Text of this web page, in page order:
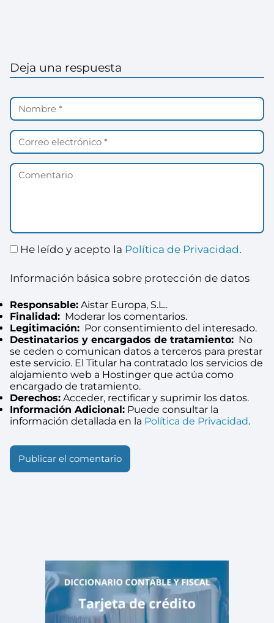
Deja una respuesta
He leído y acepto la Política de Privacidad.
Información básica sobre protección de datos
Responsable: Aistar Europa, S.L..
Finalidad: Moderar los comentarios.
Legitimación: Por consentimiento del interesado.
Destinatarios y encargados de tratamiento: No
se ceden o comunican datos a terceros para prestar
este servicio. El Titular ha contratado los servicios de
alojamiento web a Hostinger que actúa como
encargado de tratamiento.
Derechos: Acceder, rectificar y suprimir los datos.
Información Adicional: Puede consultar la
información detallada en la Política de Privacidad.